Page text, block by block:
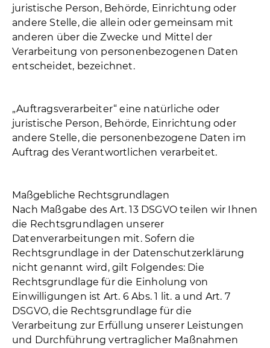
juristische Person, Behörde, Einrichtung oder
andere Stelle, die allein oder gemeinsam mit
anderen über die Zwecke und Mittel der
Verarbeitung von personenbezogenen Daten
entscheidet, bezeichnet.
„Auftragsverarbeiter“ eine natürliche oder
juristische Person, Behörde, Einrichtung oder
andere Stelle, die personenbezogene Daten im
Auftrag des Verantwortlichen verarbeitet.
Maßgebliche Rechtsgrundlagen
Nach Maßgabe des Art. 13 DSGVO teilen wir Ihnen
die Rechtsgrundlagen unserer
Datenverarbeitungen mit. Sofern die
Rechtsgrundlage in der Datenschutzerklärung
nicht genannt wird, gilt Folgendes: Die
Rechtsgrundlage für die Einholung von
Einwilligungen ist Art. 6 Abs. 1 lit. a und Art. 7
DSGVO, die Rechtsgrundlage für die
Verarbeitung zur Erfüllung unserer Leistungen
und Durchführung vertraglicher Maßnahmen